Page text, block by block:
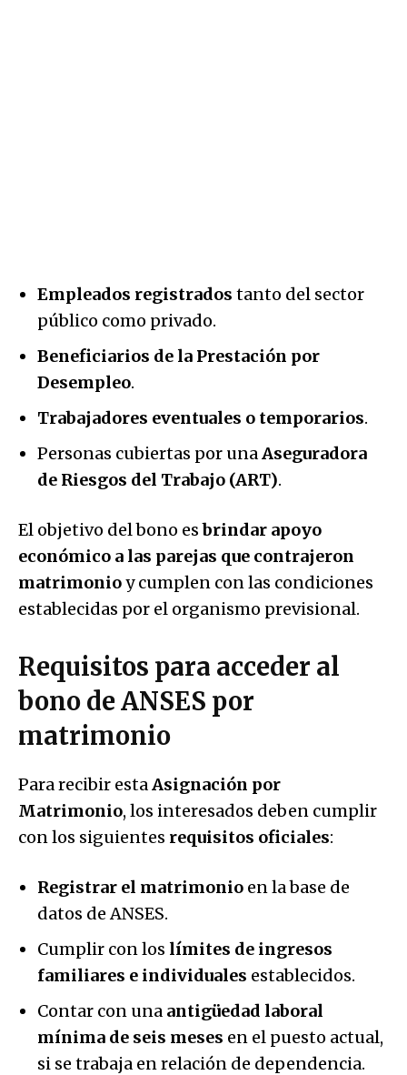
Empleados registrados tanto del sector
público como privado.
Beneficiarios de la Prestación por
Desempleo.
Trabajadores eventuales o temporarios.
Personas cubiertas por unaAseguradora
de Riesgos del Trabajo (ART).
El objetivo del bono esbrindar apoyo
económico a las parejas que contrajeron
matrimonioy cumplen con las condiciones
establecidas por el organismo previsional.
Requisitos para acceder al
bono de ANSES por
matrimonio
Para recibir estaAsignación por
Matrimonio, los interesados deben cumplir
con los siguientes requisitos oficiales:
Registrar el matrimonio en la base de
datos de ANSES.
Cumplir con los límites de ingresos
familiares e individuales establecidos.
Contar con una antigüedad laboral
mínima de seis meses en el puesto actual,
si se trabaja en relación de dependencia.